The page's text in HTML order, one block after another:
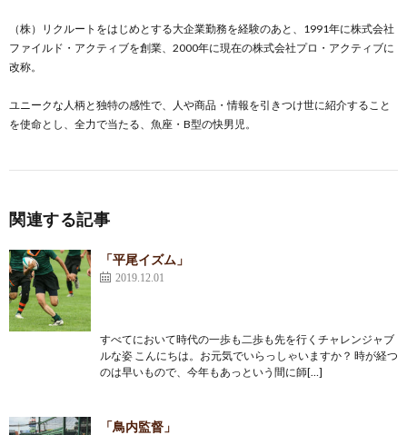
（株）リクルートをはじめとする大企業勤務を経験のあと、1991年に株式会社
ファイルド・アクティブを創業、2000年に現在の株式会社プロ・アクティブに
改称。
ユニークな人柄と独特の感性で、人や商品・情報を引きつけ世に紹介すること
を使命とし、全力で当たる、魚座・B型の快男児。
関連する記事
「平尾イズム」
2019.12.01
すべてにおいて時代の一歩も二歩も先を行くチャレンジャブ
ルな姿 こんにちは。お元気でいらっしゃいますか？ 時が経つ
のは早いもので、今年もあっという間に師[…]
「鳥内監督」